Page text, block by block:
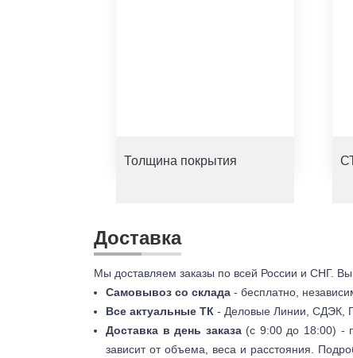
Толщина покрытия
Доставка
Мы доставляем заказы по всей России и СНГ.
Самовывоз со склада - бесплатно,
Все актуальные ТК - Деловые Линии, СДЭК,
Доставка в день заказа(с 9:00 до 18:00) -
зависит от объема, веса и расстояния.